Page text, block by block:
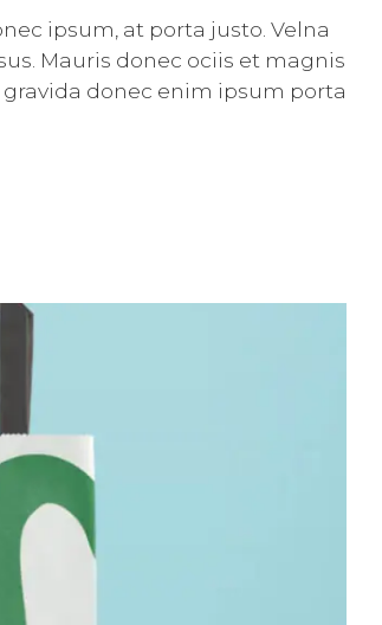
ipsum, at porta justo. Velna
Mauris donec ociis et magnis
donec enim ipsum porta